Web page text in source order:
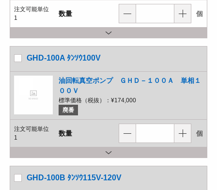
注文可能単位
1
数量 個
GHD-100A ﾀﾝｿｳ100V
油回転真空ポンプ ＧＨＤ－１００Ａ 単相１
００Ｖ
標準価格（税抜）： ¥174,000
廃番
注文可能単位
1
数量 個
GHD-100B ﾀﾝｿｳ115V-120V